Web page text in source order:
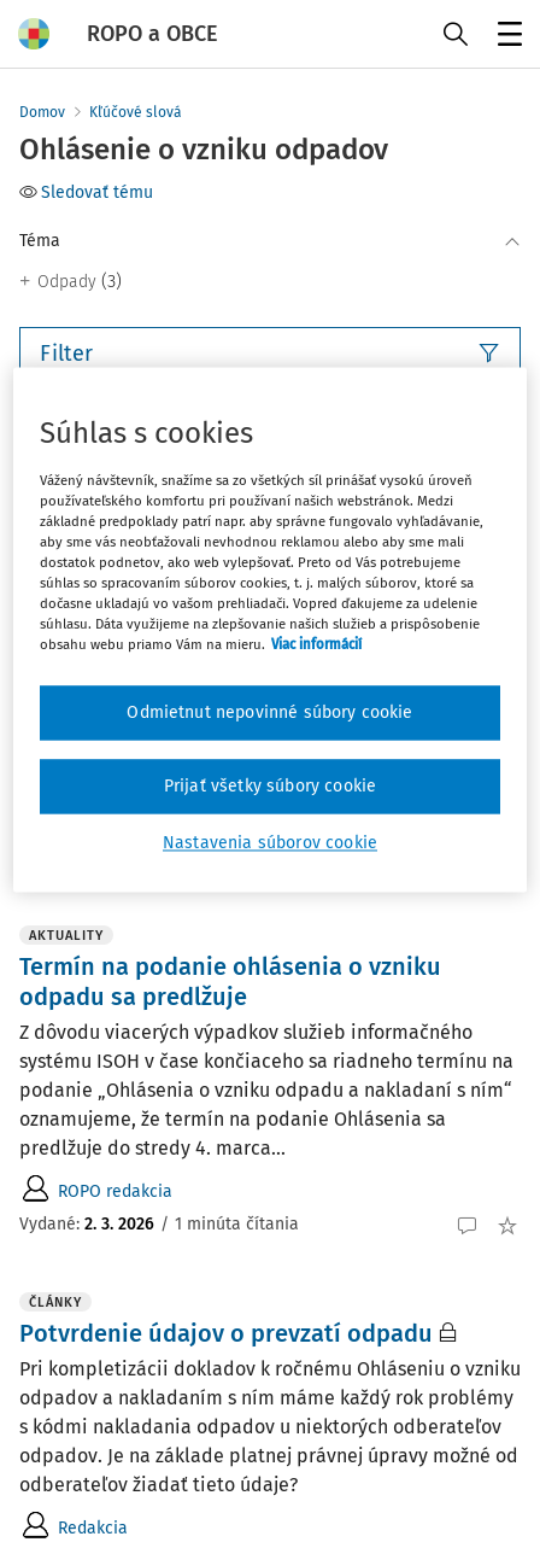
ROPO a OBCE
Domov Kľúčové slová
Ohlásenie o vzniku odpadov
Sledovať tému
Téma
Odpady (3)
Filter
Počet vyhľadaných dokumentov:
Zoradiť podľa
Najnovšie
Najstaršie
ČLÁNKY
Informačná neistota v štatistickom
výkaze, ohlásení a miere triedenia
administratívnym labyrintom? V praxi sa ukazuje, že áno.
Obce sa pri podávaní štatistických výkazov a Ohlásení
podkladov až po protichodné požiadavky na ...
20. 4. 2026 / 18 minút čítania
AKTUALITY
Termín na podanie ohlásenia o vzniku
odpadu sa predlžuje
Z dôvodu viacerých výpadkov služieb informačného
systému ISOH v čase končiaceho sa riadneho termínu na
podanie „Ohlásenia o vzniku odpadu a nakladaní s ním“
oznamujeme, že termín na podanie Ohlásenia sa
predlžuje do stredy 4. marca...
ROPO redakcia
Vydané: 2. 3. 2026 / 1 minúta čítania
ČLÁNKY
Potvrdenie údajov o prevzatí odpadu
Pri kompletizácii dokladov k ročnému Ohláseniu o vzniku
odpadov a nakladaním s ním máme každý rok problémy
s kódmi nakladania odpadov u niektorých odberateľov
odpadov. Je na základe platnej právnej úpravy možné od
odberateľov žiadať tieto údaje?
Redakcia
Súhlas s cookies
Vážený návštevník, snažíme sa zo všetkých síl prinášať vysokú úroveň
používateľského komfortu pri používaní našich webstránok. Medzi
základné predpoklady patrí napr. aby správne fungovalo vyhľadávanie,
aby sme vás neobťažovali nevhodnou reklamou alebo aby sme mali
dostatok podnetov, ako web vylepšovať. Preto od Vás potrebujeme
súhlas so spracovaním súborov cookies, t. j. malých súborov, ktoré sa
dočasne ukladajú vo vašom prehliadači. Vopred ďakujeme za udelenie
súhlasu. Dáta využijeme na zlepšovanie našich služieb a prispôsobenie
obsahu webu priamo Vám na mieru. Viac informácií
Nastavenia súborov cookie
Odmietnut nepovinné súbory cookie
Prijať všetky súbory cookie